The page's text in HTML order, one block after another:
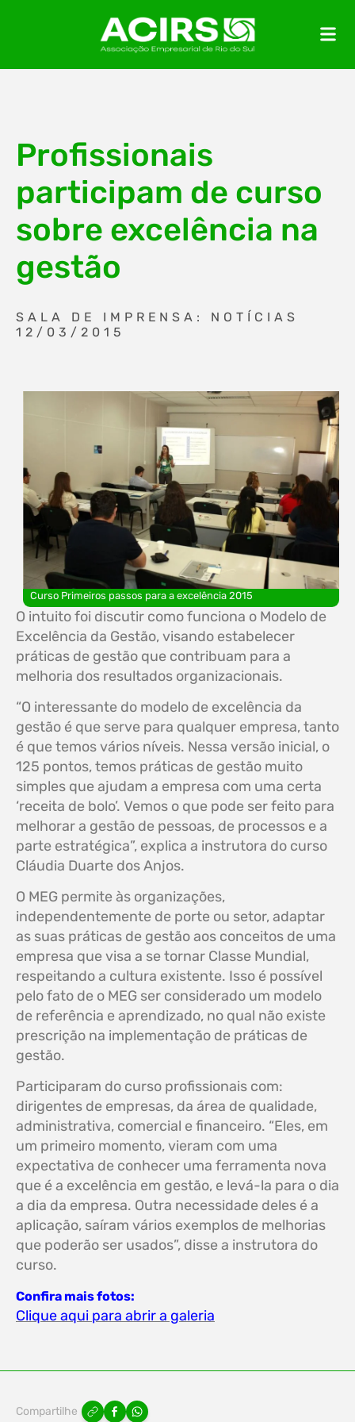
Profissionais
participam de curso
sobre excelência na
gestão
SALA DE IMPRENSA: NOTÍCIAS
12/03/2015
Curso Primeiros passos para a excelência 2015
O intuito foi discutir como funciona o Modelo de
Excelência da Gestão, visando estabelecer
práticas de gestão que contribuam para a
melhoria dos resultados organizacionais.
“O interessante do modelo de excelência da
gestão é que serve para qualquer empresa, tanto
é que temos vários níveis. Nessa versão inicial, o
125 pontos, temos práticas de gestão muito
simples que ajudam a empresa com uma certa
‘receita de bolo’. Vemos o que pode ser feito para
melhorar a gestão de pessoas, de processos e a
parte estratégica”, explica a instrutora do curso
Cláudia Duarte dos Anjos.
O MEG permite às organizações,
independentemente de porte ou setor, adaptar
as suas práticas de gestão aos conceitos de uma
empresa que visa a se tornar Classe Mundial,
respeitando a cultura existente. Isso é possível
pelo fato de o MEG ser considerado um modelo
de referência e aprendizado, no qual não existe
prescrição na implementação de práticas de
gestão.
Participaram do curso profissionais com:
dirigentes de empresas, da área de qualidade,
administrativa, comercial e financeiro. “Eles, em
um primeiro momento, vieram com uma
expectativa de conhecer uma ferramenta nova
que é a excelência em gestão, e levá-la para o dia
a dia da empresa. Outra necessidade deles é a
aplicação, saíram vários exemplos de melhorias
que poderão ser usados”, disse a instrutora do
curso.
Confira mais fotos:
Clique aqui para abrir a galeria
Compartilhe